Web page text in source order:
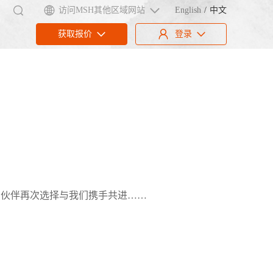
访问MSH其他区域网站 English 中文
获取报价 登录
伙伴再次选择与我们携手共进……